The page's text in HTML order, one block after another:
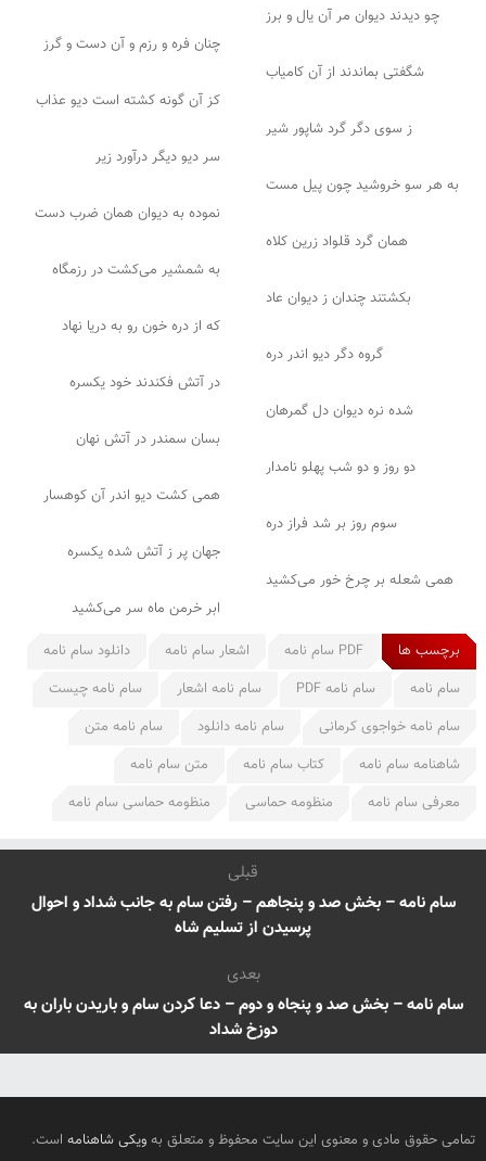
چو دیدند دیوان مر آن یال و برز
چنان فره و رزم و آن دست و گرز
شگفتی بماندند از آن کامیاب
کز آن گونه کشته است دیو عذاب
ز سوی دگر گرد شاپور شیر
سر دیو دیگر درآورد زیر
به هر سو خروشید چون پیل مست
نموده به دیوان همان ضرب دست
همان گرد قلواد زرین کلاه
به شمشیر می‌کشت در رزمگاه
بکشتند چندان ز دیوان عاد
که از دره خون رو به دریا نهاد
گروه دگر دیو اندر دره
در آتش فکندند خود یکسره
شده نره دیوان دل گمرهان
بسان سمندر در آتش نهان
دو روز و دو شب پهلو نامدار
همی کشت دیو اندر آن کوهسار
سوم روز بر شد فراز دره
جهان پر ز آتش شده یکسره
همی شعله بر چرخ خور می‌کشید
ابر خرمن ماه سر می‌کشید
برچسب ها
PDF سام نامه اشعار سام نامه
دانلود سام نامه
سام نامه
سام نامه PDF سام نامه اشعار
سام نامه چیست
سام نامه خواجوی کرمانی
سام نامه دانلود
سام نامه متن
شاهنامه سام نامه
کتاب سام نامه
متن سام نامه
معرفی سام نامه
منظومه حماسی منظومه حماسی سام نامه
قبلی
سام نامه – بخش صد و پنجاهم – رفتن سام به جانب شداد و احوال
پرسیدن از تسلیم شاه
بعدی
سام نامه – بخش صد و پنجاه و دوم – دعا کردن سام و باریدن باران به
دوزخ شداد
تمامی حقوق مادی و معنوی این سایت محفوظ و متعلق به ویکی شاهنامه است.